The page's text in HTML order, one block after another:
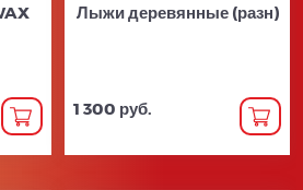
Лыжи деревянные (разн)
1 300 руб.